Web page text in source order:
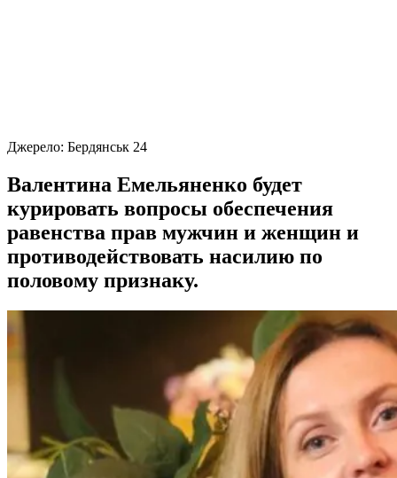
Джерело: Бердянськ 24
Валентина Емельяненко будет
курировать вопросы обеспечения
равенства прав мужчин и женщин и
противодействовать насилию по
половому признаку.